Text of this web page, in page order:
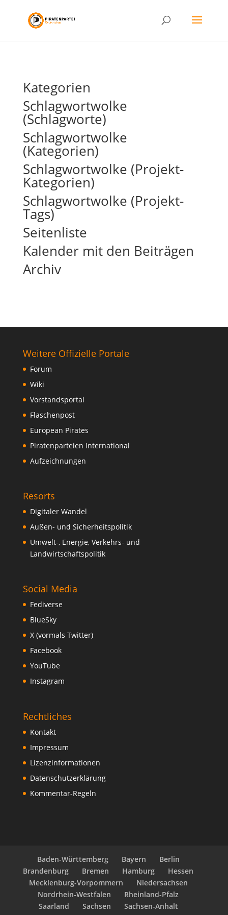
Kategorien
Schlagwortwolke
(Schlagworte)
Schlagwortwolke
(Kategorien)
Schlagwortwolke (Projekt-
Kategorien)
Schlagwortwolke (Projekt-
Tags)
Seitenliste
Kalender mit den Beiträgen
Archiv
Weitere Offizielle Portale
Forum
Wiki
Vorstandsportal
Flaschenpost
European Pirates
Piratenparteien International
Aufzeichnungen
Resorts
Digitaler Wandel
Außen- und Sicherheitspolitik
Umwelt-, Energie, Verkehrs- und
Landwirtschaftspolitik
Social Media
Fediverse
BlueSky
X (vormals Twitter)
Facebook
YouTube
Instagram
Rechtliches
Kontakt
Impressum
Lizenzinformationen
Datenschutzerklärung
Kommentar-Regeln
Baden-Württemberg Bayern
Berlin
Brandenburg
Bremen Hamburg
Hessen
Mecklenburg-Vorpommern
Niedersachsen
Nordrhein-Westfalen
Rheinland-Pfalz
Saarland
Sachsen
Sachsen-Anhalt